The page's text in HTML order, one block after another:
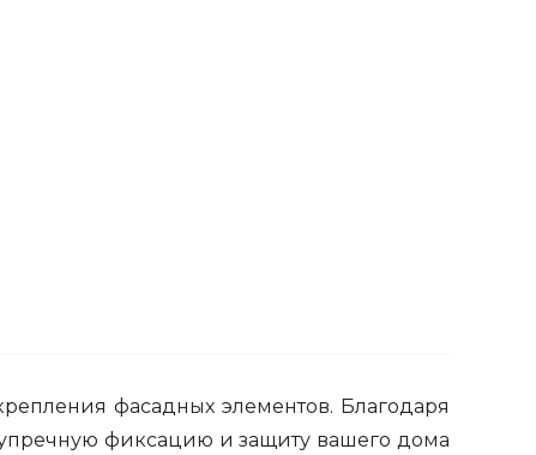
фасадных элементов. Благодаря
фиксацию и защиту вашего дома